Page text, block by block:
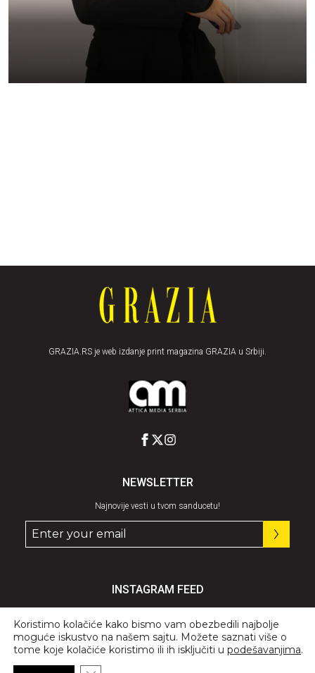
GRAZIA.RS je web izdanje print magazina GRAZIA u Srbiji.
NEWSLETTER
Najnovije vesti u tvom sanducetu!
INSTAGRAM FEED
Koristimo kolačiće kako bismo vam obezbedili najbolje
moguće iskustvo na našem sajtu. Možete saznati više o
tome koje kolačiće koristimo ili ih isključiti u podešavanjima.